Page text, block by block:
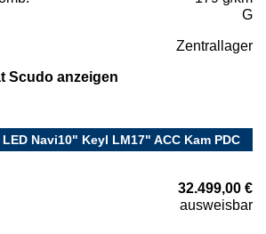
G
Zentrallager
Scudo anzeigen
Navi10" Keyl LM17" ACC Kam PDC
32.499,00 €
ausweisbar